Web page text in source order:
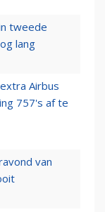
tweede
lang
Airbus
757's af te
van